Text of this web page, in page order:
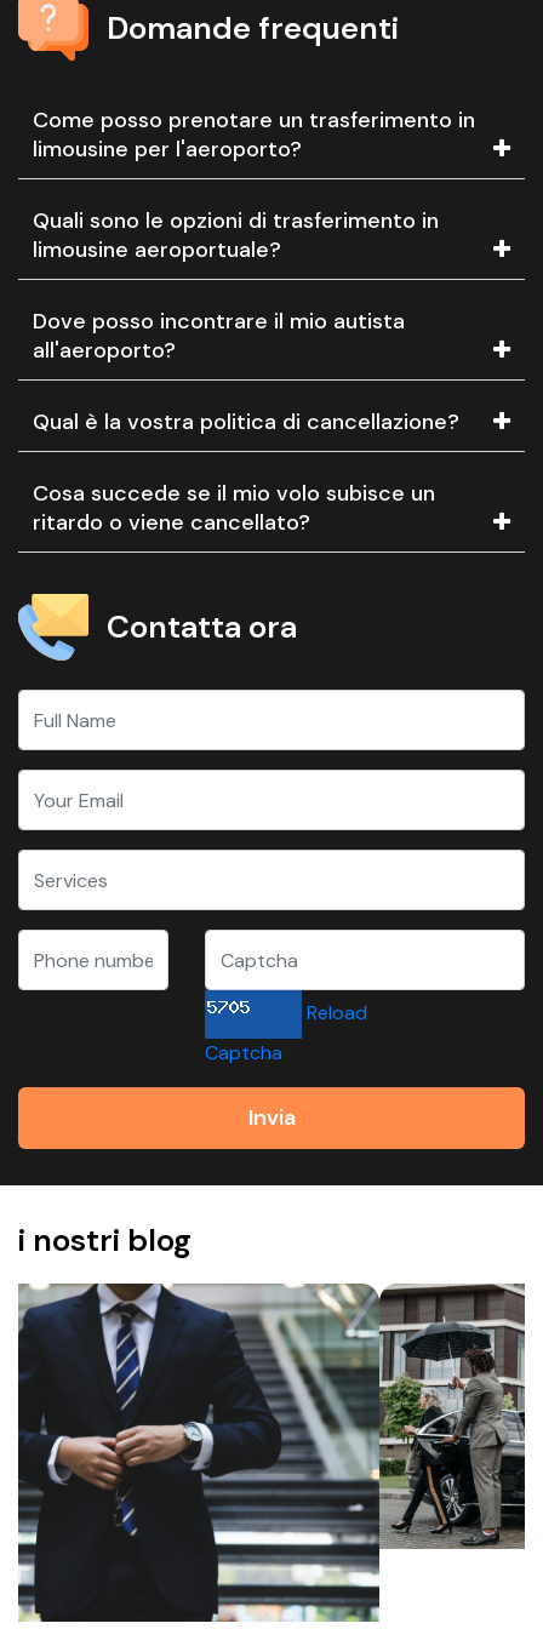
Domande frequenti
Come posso prenotare un trasferimento in
limousine per l'aeroporto?
Quali sono le opzioni di trasferimento in
limousine aeroportuale?
Dove posso incontrare il mio autista
all'aeroporto?
Qual è la vostra politica di cancellazione?
Cosa succede se il mio volo subisce un
ritardo o viene cancellato?
Contatta ora
Reload
Captcha
Invia
i nostri blog